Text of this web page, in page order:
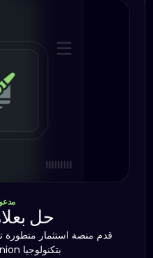
مدعومة
حل
قدم منصة استثمار متطورة
بتكنولوجيا Dominion المتقدمة.